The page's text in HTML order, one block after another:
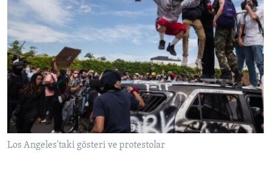
Los Angeles'taki gösteri ve protestolar